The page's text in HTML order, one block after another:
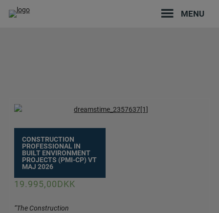
MENU
CONSTRUCTION
PROFESSIONAL IN
BUILT ENVIRONMENT
PROJECTS (PMI-CP) VT
MAJ 2026
19.995,00DKK
“The Construction